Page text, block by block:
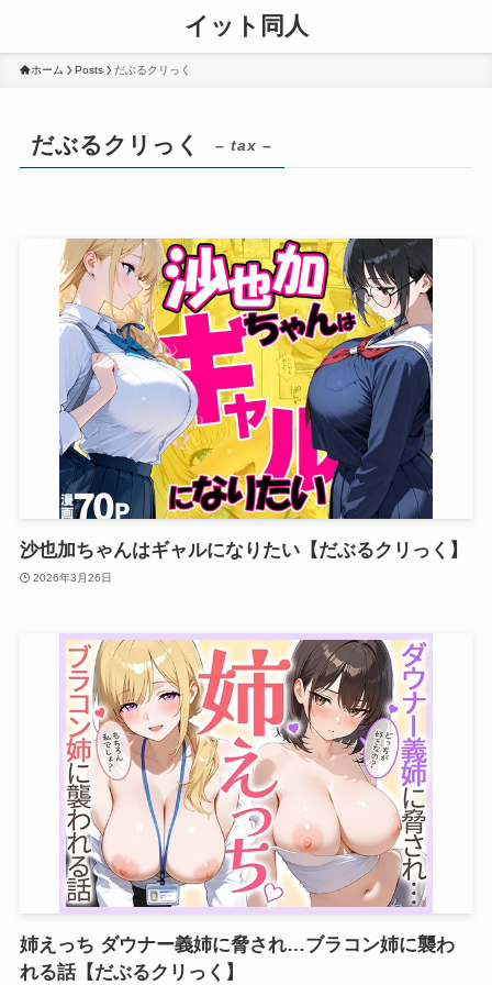
イット同人
ホーム Posts だぶるクリっく
だぶるクリっく – tax –
沙也加ちゃんはギャルになりたい【だぶるクリっく】
2026年3月26日
姉えっち ダウナー義姉に脅され…ブラコン姉に襲わ
れる話【だぶるクリっく】